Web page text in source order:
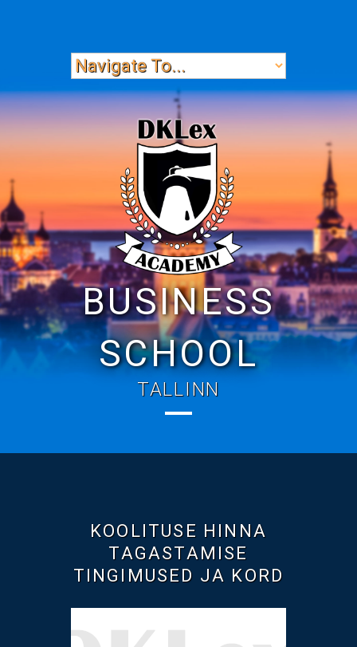
BUSINESS
SCHOOL
TALLINN
KOOLITUSE HINNA
TAGASTAMISE
TINGIMUSED JA KORD